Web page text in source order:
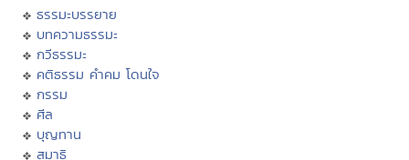
ธรรมะบรรยาย
บทความธรรมะ
กวีธรรมะ
คติธรรม คำคม โดนใจ
กรรม
ศีล
บุญทาน
สมาธิ